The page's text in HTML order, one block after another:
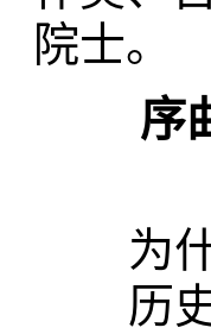
院士。
序
为什
历史